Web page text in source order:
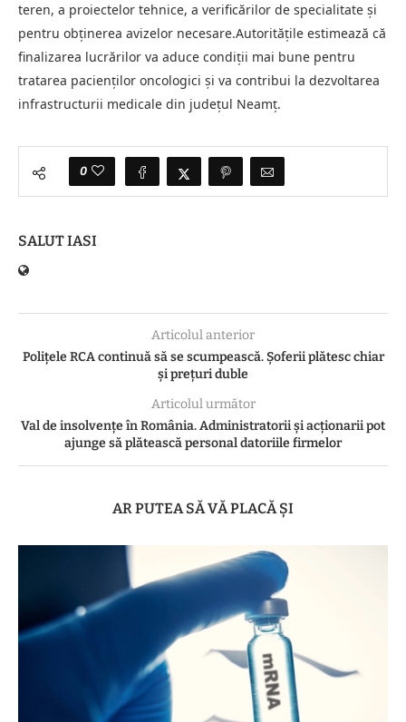
teren, a proiectelor tehnice, a verificărilor de specialitate și
pentru obținerea avizelor necesare.Autoritățile estimează că
finalizarea lucrărilor va aduce condiții mai bune pentru
tratarea pacienților oncologici și va contribui la dezvoltarea
infrastructurii medicale din județul Neamț.
0
SALUT IASI
Articolul anterior
Poliţele RCA continuă să se scumpească. Şoferii plătesc chiar
şi preţuri duble
Articolul următor
Val de insolvențe în România. Administratorii și acționarii pot
ajunge să plătească personal datoriile firmelor
AR PUTEA SĂ VĂ PLACĂ ȘI